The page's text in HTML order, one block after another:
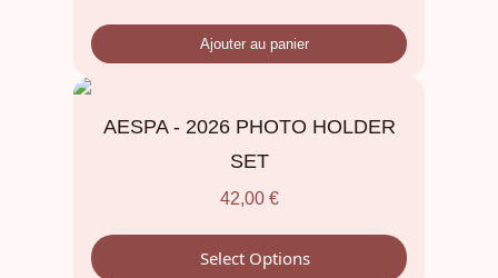
Ajouter au panier
AESPA - 2026 PHOTO HOLDER
SET
42,00 €
Select Options